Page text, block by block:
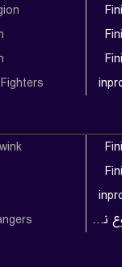
بازی شروع نشده است